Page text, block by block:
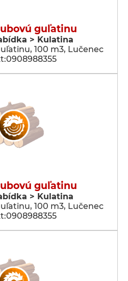
guľatinu
> Kulatina
100 m3, Lučenec
guľatinu
> Kulatina
100 m3, Lučenec